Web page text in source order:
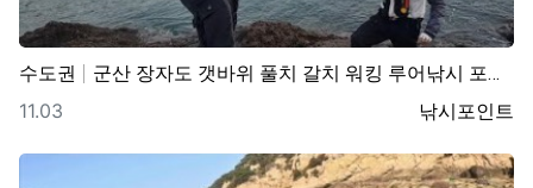
수도권 군산 장자도 갯바위 풀치 갈치 워킹 루어낚시 포인트
등록자
낚시포인트
등록일
11.03